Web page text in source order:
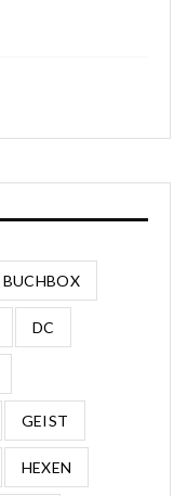
BUCHBOX
DC
GEIST
HEXEN